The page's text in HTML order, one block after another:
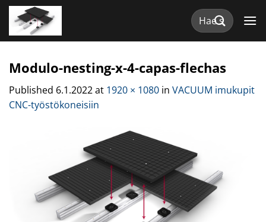
Skip
content
Etsi:
Modulo-nesting-x-4-capas-flechas
Published 6.1.2022at 1920 × 1080 in VACUUM imukupit
CNC-työstökoneisiin